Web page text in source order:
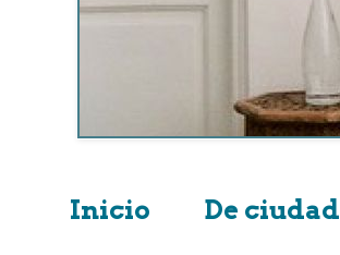
Inicio De ciudad